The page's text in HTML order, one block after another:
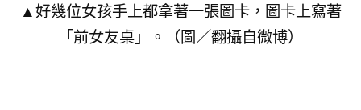
▲好幾位女孩手上都拿著一張圖卡，圖卡上寫著
「前女友桌」。（圖／翻攝自微博）